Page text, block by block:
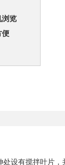
浏览
便
设有搅拌叶片